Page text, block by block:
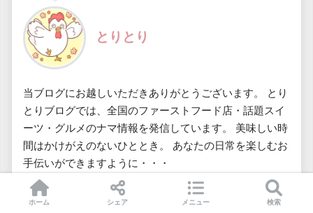
とりとり
当ブログにお越しいただきありがとうございます。 とり
とりブログでは、全国のファーストフード店・話題スイ
ーツ・グルメのナマ情報を発信しています。 美味しい時
間はかけがえのないひととき。 あなたの日常を楽しむお
手伝いができますように・・・
ホーム シェア メニュー 検索